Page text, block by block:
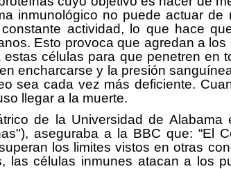
inmunológico no puede actuar
actividad, lo que hace
Esto provoca que agredan a
células para que penetren
encharcarse y la presión
sea cada vez más deficiente.
llegar a la muerte.
de la Universidad de
aseguraba a la BBC que: “El
los limites vistos en otras
las células inmunes atacan a los